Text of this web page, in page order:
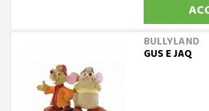
BULLYLAND
GUS E JAQ